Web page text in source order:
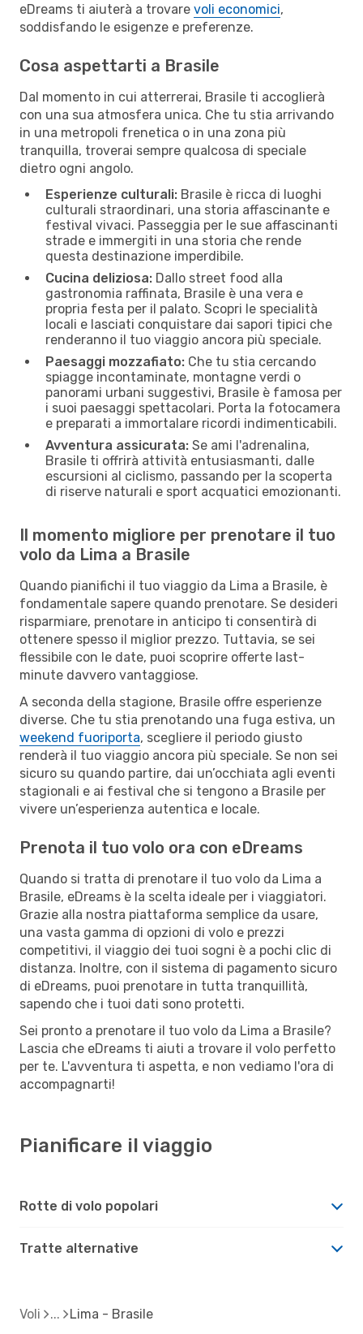
eDreams ti aiuterà a trovare voli economici,
soddisfando le esigenze e preferenze.
Cosa aspettarti a Brasile
Dal momento in cui atterrerai, Brasile ti accoglierà
con una sua atmosfera unica. Che tu stia arrivando
in una metropoli frenetica o in una zona più
tranquilla, troverai sempre qualcosa di speciale
dietro ogni angolo.
Esperienze culturali: Brasile è ricca di luoghi
culturali straordinari, una storia affascinante e
festival vivaci. Passeggia per le sue affascinanti
strade e immergiti in una storia che rende
questa destinazione imperdibile.
Cucina deliziosa: Dallo street food alla
gastronomia raffinata, Brasile è una vera e
propria festa per il palato. Scopri le specialità
locali e lasciati conquistare dai sapori tipici che
renderanno il tuo viaggio ancora più speciale.
Paesaggi mozzafiato: Che tu stia cercando
spiagge incontaminate, montagne verdi o
panorami urbani suggestivi, Brasile è famosa per
i suoi paesaggi spettacolari. Porta la fotocamera
e preparati a immortalare ricordi indimenticabili.
Avventura assicurata: Se ami l'adrenalina,
Brasile ti offrirà attività entusiasmanti, dalle
escursioni al ciclismo, passando per la scoperta
di riserve naturali e sport acquatici emozionanti.
Il momento migliore per prenotare il tuo
volo da Lima a Brasile
Quando pianifichi il tuo viaggio da Lima a Brasile, è
fondamentale sapere quando prenotare. Se desideri
risparmiare, prenotare in anticipo ti consentirà di
ottenere spesso il miglior prezzo. Tuttavia, se sei
flessibile con le date, puoi scoprire offerte last-
minute davvero vantaggiose.
A seconda della stagione, Brasile offre esperienze
diverse. Che tu stia prenotando una fuga estiva, un
weekend fuoriporta, scegliere il periodo giusto
renderà il tuo viaggio ancora più speciale. Se non sei
sicuro su quando partire, dai un’occhiata agli eventi
stagionali e ai festival che si tengono a Brasile per
vivere un’esperienza autentica e locale.
Prenota il tuo volo ora con eDreams
Quando si tratta di prenotare il tuo volo da Lima a
Brasile, eDreams è la scelta ideale per i viaggiatori.
Grazie alla nostra piattaforma semplice da usare,
una vasta gamma di opzioni di volo e prezzi
competitivi, il viaggio dei tuoi sogni è a pochi clic di
distanza. Inoltre, con il sistema di pagamento sicuro
di eDreams, puoi prenotare in tutta tranquillità,
sapendo che i tuoi dati sono protetti.
Sei pronto a prenotare il tuo volo da Lima a Brasile?
Lascia che eDreams ti aiuti a trovare il volo perfetto
per te. L'avventura ti aspetta, e non vediamo l'ora di
accompagnarti!
Pianificare il viaggio
Rotte di volo popolari
Tratte alternative
Voli Lima - Brasile